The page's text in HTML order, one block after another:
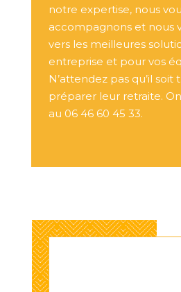
notre expertise, nous
accompagnons et nous
vers les meilleures
entreprise et pour vos
N’attendez pas qu’il
préparer leur retraite.
au 06 46 60 45 33.